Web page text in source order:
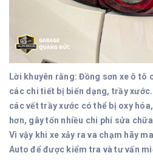
Lời khuyên rằng: Đồng sơn xe ô tô
các chi tiết bị biến dạng, trầy
các vết trầy xước có thể bị oxy
hơn, gây tốn nhiều chi phí sửa
Vì vậy khi xe xảy ra va chạm hãy
Auto để được kiểm tra và tư vấn